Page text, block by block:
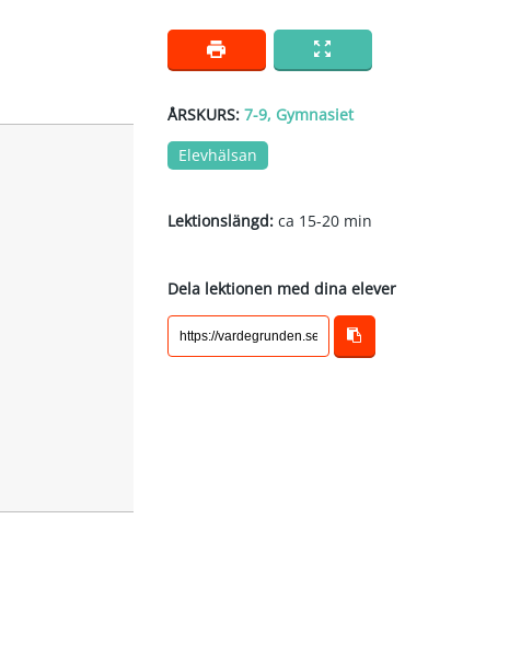
ÅRSKURS: 7-9, Gymnasiet
Elevhälsan
Lektionslängd:ca 15-20 min
Dela lektionen med dina elever